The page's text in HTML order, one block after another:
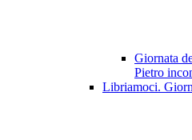
Giornata
Pietro
Libriamoci.